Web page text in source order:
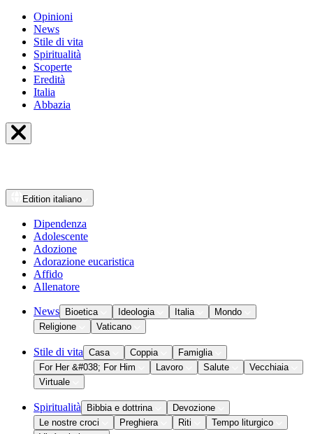
Opinioni
News
Stile di vita
Spiritualità
Scoperte
Eredità
Italia
Abbazia
Edition italiano
Dipendenza
Adolescente
Adozione
Adorazione eucaristica
Affido
Allenatore
News Bioetica Ideologia Italia
Mondo
Religione
Vaticano
Stile di vita Casa Coppia
Famiglia
For Her &#038; For Him
Lavoro Salute
Vecchiaia
Virtuale
Spiritualità Bibbia e dottrina
Devozione
Le nostre croci
Preghiera Riti
Tempo liturgico